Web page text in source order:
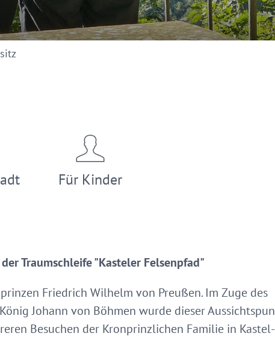
Für Kinder
Traumschleife "Kasteler Felsenpfad"
Friedrich Wilhelm von Preußen. Im Zuge des
Johann von Böhmen wurde dieser
Besuchen der Kronprinzlichen Familie in